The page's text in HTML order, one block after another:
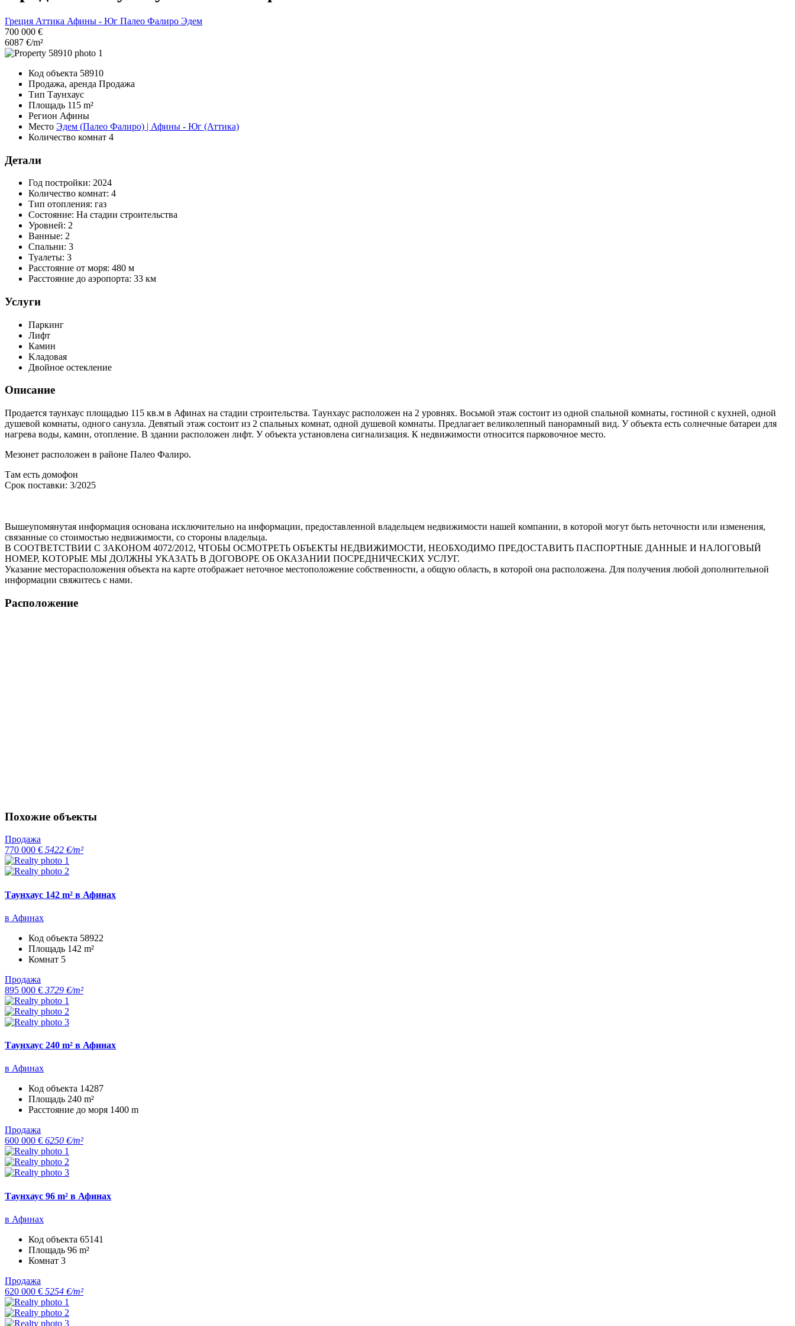
Греция Аттика Афины - Юг Палео Фалиро Эдем
700 000 €
6087 €/m²
Код объекта 58910
Продажа, аренда Продажа
Тип Таунхаус
Площадь 115 m²
Регион Афины
Место Эдем (Палео Фалиро) | Афины - Юг (Аттика)
Количество комнат 4
Детали
Год постройки: 2024
Количество комнат: 4
Тип отопления: газ
Состояние: На стадии строительства
Уровней: 2
Ванные: 2
Спальни: 3
Туалеты: 3
Расстояние от моря: 480 м
Расстояние до аэропорта: 33 км
Услуги
Паркинг
Лифт
Камин
Kладовая
Двойное остекление
Описание
Продается таунхаус площадью 115 кв.м в Афинах на стадии строительства. Таyнхаус расположен на 2 уровнях. Восьмой этаж состоит из одной спальной комнаты, гостиной с кухней, одной
душевой комнаты, одного санузла. Девятый этаж состоит из 2 спальных комнат, одной душевой комнаты. Предлагает великолепный панорамный вид. У объекта есть солнечные батареи для
нагрева воды, камин, отопление. В здании расположен лифт. У объекта установлена сигнализация. К недвижимости относится парковочное место.
Мезонет расположен в районе Палео Фалиро.
Там есть домофон
Срок поставки: 3/2025
Вышеупомянутая информация основана исключительно на информации, предоставленной владельцем недвижимости нашей компании, в которой могут быть неточности или изменения,
связанные со стоимостью недвижимости, со стороны владельца.
В СООТВЕТСТВИИ С ЗАКОНОМ 4072/2012, ЧТОБЫ ОСМОТРЕТЬ ОБЪЕКТЫ НЕДВИЖИМОСТИ, НЕОБХОДИМО ПРЕДОСТАВИТЬ ПАСПОРТНЫЕ ДАННЫЕ И НАЛОГОВЫЙ
НОМЕР, КОТОРЫЕ МЫ ДОЛЖНЫ УКАЗАТЬ В ДОГОВОРЕ ОБ ОКАЗАНИИ ПОСРЕДНИЧЕСКИХ УСЛУГ.
Указание месторасположения объекта на карте отображает неточное местоположение собственности, а общую область, в которой она расположена. Для получения любой дополнительной
информации свяжитесь с нами.
Расположение
Похожие объекты
Продажа
770 000 € 5422 €/m²
Таунхаус 142 m² в Афинах
в Афинах
Код объекта 58922
Площадь 142 m²
Комнат 5
Продажа
895 000 € 3729 €/m²
Таунхаус 240 m² в Афинах
в Афинах
Код объекта 14287
Площадь 240 m²
Расстояние до моря 1400 m
Продажа
600 000 € 6250 €/m²
Таунхаус 96 m² в Афинах
в Афинах
Код объекта 65141
Площадь 96 m²
Комнат 3
Продажа
620 000 € 5254 €/m²